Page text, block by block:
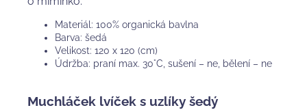
Materiál: 100% organická bavlna
Barva: šedá
Velikost: 120 x 120 (cm)
Údržba: praní max. 30°C, sušení – ne, bělení – ne
Muchláček lvíček s uzlíky šedý